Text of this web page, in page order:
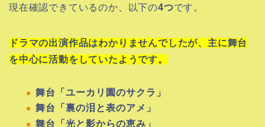
現在確認できているのか、以下の4つです。
ドラマの出演作品はわかりませんでしたが、主に舞台
を中心に活動をしていたようです。
舞台「ユーカリ園のサクラ」
舞台「裏の泪と表のアメ」
舞台「光と影からの恵み」